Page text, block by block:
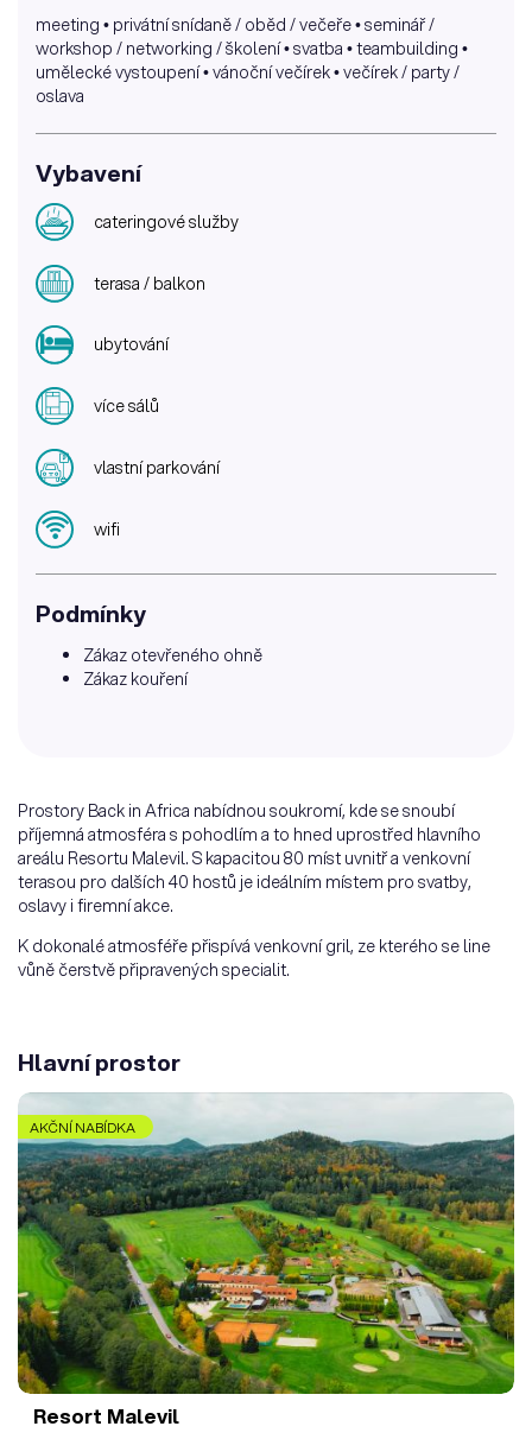
meeting • privátní snídaně / oběd / večeře • seminář /
workshop / networking / školení • svatba • teambuilding •
umělecké vystoupení • vánoční večírek • večírek / party /
oslava
Vybavení
cateringové služby
terasa / balkon
ubytování
více sálů
vlastní parkování
wifi
Podmínky
Zákaz otevřeného ohně
Zákaz kouření
Prostory Back in Africa nabídnou soukromí, kde se snoubí
příjemná atmosféra s pohodlím a to hned uprostřed hlavního
areálu Resortu Malevil. S kapacitou 80 míst uvnitř a venkovní
terasou pro dalších 40 hostů je ideálním místem pro svatby,
oslavy i firemní akce.
K dokonalé atmosféře přispívá venkovní gril, ze kterého se line
vůně čerstvě připravených specialit.
Hlavní prostor
AKČNÍ NABÍDKA
Resort Malevil